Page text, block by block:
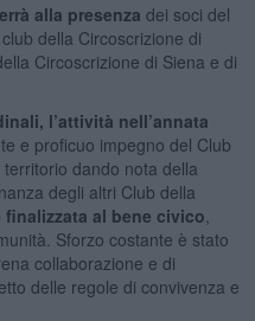
alla presenza dei soci del
della Circoscrizione di
Circoscrizione di Siena e di
l’attività nell’annata
e proficuo impegno del Club
dando nota della
degli altri Club della
finalizzata al bene civico
Sforzo costante è stato
collaborazione e di
delle regole di convivenza e